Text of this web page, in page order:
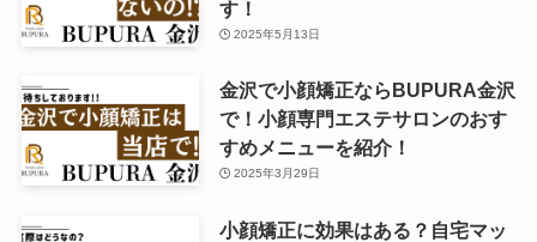
す！
2025年5月13日
金沢で小顔矯正ならBUPURA金沢
で！小顔専門エステサロンのおす
すめメニューを紹介！
2025年3月29日
小顔矯正に効果はある？自宅マッ